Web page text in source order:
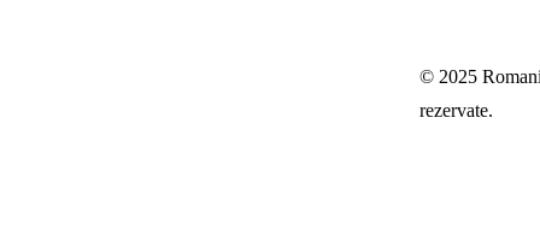
© 2025
rezervate.